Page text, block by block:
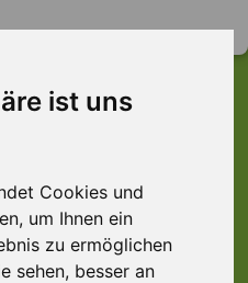
ist uns
Cookies und
um Ihnen ein
zu ermöglichen
sehen, besser an
leider
...
etwas dabei: